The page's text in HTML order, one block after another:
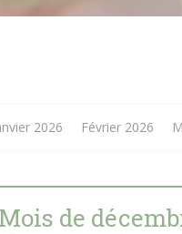
2026 Février 2026
Mois de